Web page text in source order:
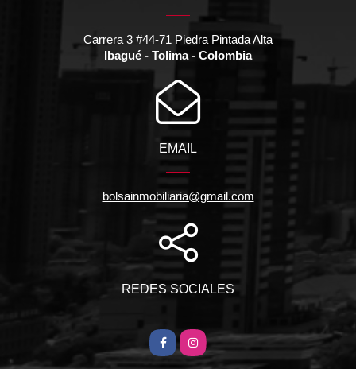
Carrera 3 #44-71 Piedra Pintada Alta
Ibagué - Tolima - Colombia
EMAIL
bolsainmobiliaria@gmail.com
REDES SOCIALES
FacebookInstagram